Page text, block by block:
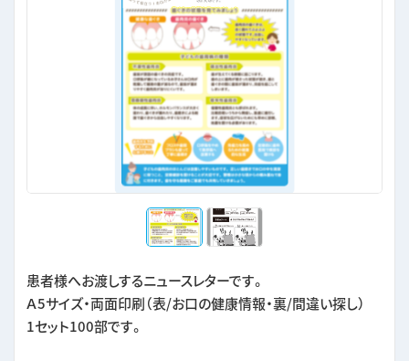
患者様へお渡しするニュースレターです。
Ａ5サイズ・両面印刷（表/お口の健康情報・裏/間違い探し）
1セット100部です。